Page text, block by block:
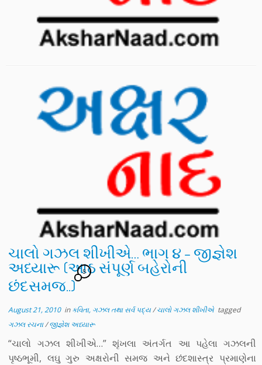
ચાલો ગઝલ શીખીએ… ભાગ ૪ – જીજ્ઞેશ
અધ્યારૂ (આઠ સંપૂર્ણ બહેરોની
છંદસમજ..)
9
August 21, 2010inકવિતા, ગઝલ તથા સર્વ પદ્ય/ચાલો ગઝલ શીખીએ tagged
ગઝલ રચના/જીજ્ઞેશ અધ્યારૂ
“ચાલો ગઝલ શીખીએ…” શૃંખલા અંતર્ગત આ પહેલા ગઝલની
પૃષ્ઠભૂમી, લઘુ ગુરુ અક્ષરોની સમજ અને છંદશાસ્ત્ર પ્રમાણેના